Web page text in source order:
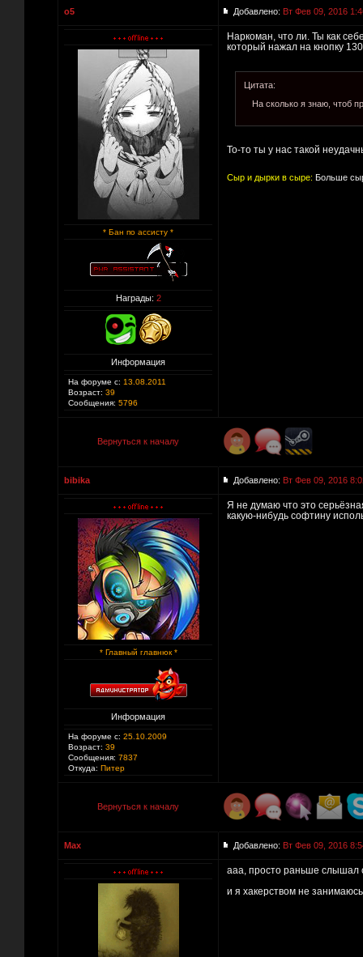
o5 Добавлено: Вт Фев 09, 2016
* Бан по ассисту *
Награды: 2
Информация
На форуме с: 13.08.2011
Возраст: 39
Сообщения: 5796
Наркоман, что ли. Ты как
который нажал на кнопку
Цитата:
На сколько я знаю, чтоб
То-то ты у нас такой
Сыр и дырки в сыре: Больше
Вернуться к началу
bibika Добавлено: Вт Фев 09, 2016
* Главный главнюк *
Информация
На форуме с: 25.10.2009
Возраст: 39
Сообщения: 7837
Откуда: Питер
Я не думаю что это
какую-нибудь софтину
Вернуться к началу
Max Добавлено: Вт Фев 09, 2016
ааа, просто раньше слышал
и я хакерством не